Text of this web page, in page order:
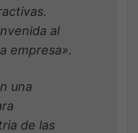
al
empresa».
una
de las